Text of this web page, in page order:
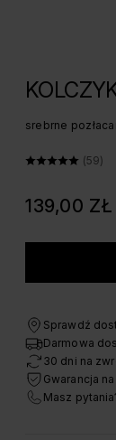
srebrne
(59)
139,00 ZŁ
Sprawdź
Darmowa
30 dni na
Gwarancja
Masz